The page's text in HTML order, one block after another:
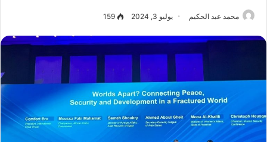
محمد عبد الحكيم يوليو 3, 2024 159